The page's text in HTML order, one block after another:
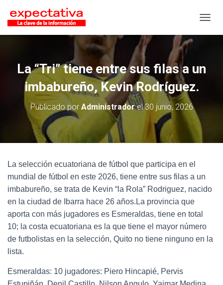
La “Tri” tiene entre sus filas a un
imbabureño, Kevin Rodríguez.
Publicado por Administradorel30 junio, 2026
La selección ecuatoriana de fútbol que participa en el
mundial de fútbol en este 2026, tiene entre sus filas a un
imbabureño, se trata de Kevin “la Rola” Rodriguez, nacido
en la ciudad de Ibarra hace 26 años.La provincia que
aporta con más jugadores es Esmeraldas, tiene en total
10; la costa ecuatoriana es la que tiene el mayor número
de futbolistas en la selección, Quito no tiene ninguno en la
lista.
Esmeraldas: 10 jugadores: Piero Hincapié, Pervis